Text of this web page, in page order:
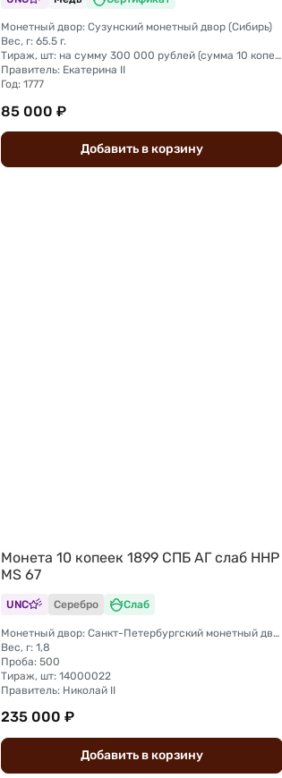
Монетный двор: Сузунский монетный двор (Сибирь)
Вес, г: 65.5 г.
Тираж, шт: на сумму 300 000 рублей (сумма 10 копеек + 5 копеек +2 копейки + 1 копейка + денга + полушка)
Правитель: Екатерина II
Год: 1777
85 000 ₽
Добавить вкорзину
Монета 10 копеек 1899 СПБ АГ слаб ННР
MS 67
UNC Серебро Слаб
Монетный двор: Санкт-Петербургский монетный двор
Вес, г: 1,8
Проба: 500
Тираж, шт: 14000022
Правитель: Николай II
235 000 ₽
Добавить вкорзину